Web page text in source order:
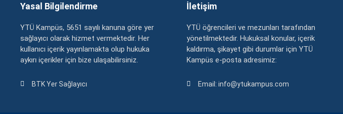
Yasal Bilgilendirme
YTÜ Kampüs, 5651 sayılı kanuna göre yer
sağlayıcı olarak hizmet vermektedir. Her
kullanıcı içerik yayınlamakta olup hukuka
aykırı içerikler için bize ulaşabilirsiniz.
BTK Yer Sağlayıcı
İletişim
YTÜ öğrencileri ve mezunları tarafından
yönetilmektedir. Hukuksal konular, içerik
kaldırma, şikayet gibi durumlar için YTÜ
Kampüs e-posta adresimiz:
Email: info@ytukampus.com